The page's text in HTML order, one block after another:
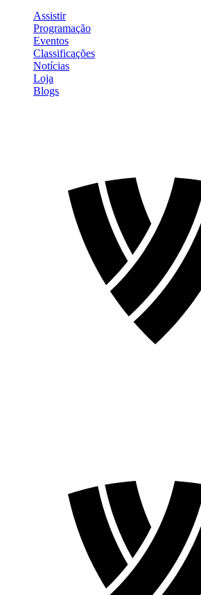
Assistir
Programação
Eventos
Classificações
Notícias
Loja
Blogs